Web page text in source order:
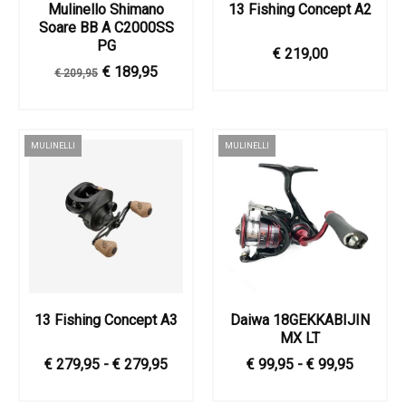
Mulinello Shimano
Soare BB A C2000SS
PG
€ 209,95 € 189,95
13 Fishing Concept A2
€ 219,00
MULINELLI
13 Fishing Concept A3
€ 279,95 - € 279,95
MULINELLI
Daiwa 18GEKKABIJIN
MX LT
€ 99,95 - € 99,95